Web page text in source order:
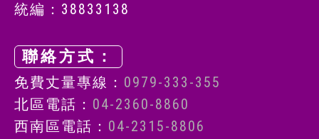
統編：38833138
聯絡方式：
免費丈量專線： 0979-333-355
北區電話： 04-2360-8860
西南區電話： 04-2315-8806